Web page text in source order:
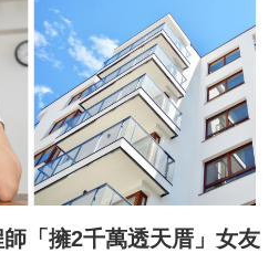
「擁2千萬透天厝」女友